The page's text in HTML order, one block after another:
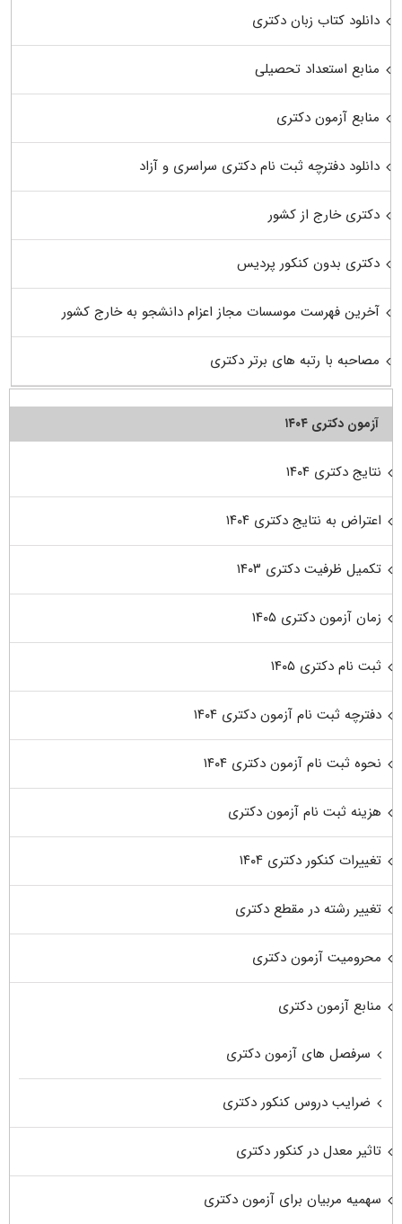
دانلود کتاب زبان دکتری
منابع استعداد تحصیلی
منابع آزمون دکتری
دانلود دفترچه ثبت نام دکتری سراسری و آزاد
دکتری خارج از کشور
دکتری بدون کنکور پردیس
آخرین فهرست موسسات مجاز اعزام دانشجو به خارج کشور
مصاحبه با رتبه های برتر دکتری
آزمون دکتری ۱۴۰۴
نتایج دکتری ۱۴۰۴
اعتراض به نتایج دکتری ۱۴۰۴
تکمیل ظرفیت دکتری ۱۴۰۳
زمان آزمون دکتری ۱۴۰۵
ثبت نام دکتری ۱۴۰۵
دفترچه ثبت نام آزمون دکتری ۱۴۰۴
نحوه ثبت نام آزمون دکتری ۱۴۰۴
هزینه ثبت نام آزمون دکتری
تغییرات کنکور دکتری ۱۴۰۴
تغییر رشته در مقطع دکتری
محرومیت آزمون دکتری
منابع آزمون دکتری
سرفصل های آزمون دکتری
ضرایب دروس کنکور دکتری
تاثیر معدل در کنکور دکتری
سهمیه مربیان برای آزمون دکتری